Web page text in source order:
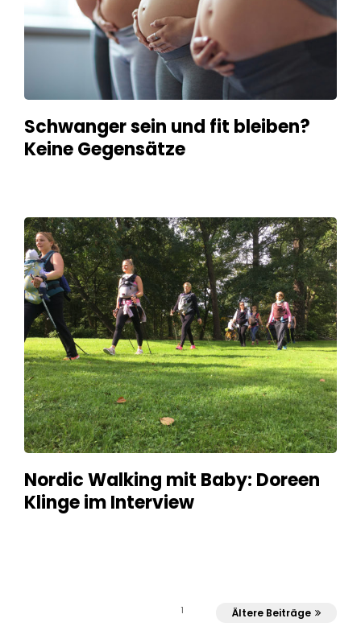
Schwanger sein und fit bleiben? 
Keine Gegensätze
Nordic Walking mit Baby: Doreen
Klinge im Interview
1 Ältere Beiträge